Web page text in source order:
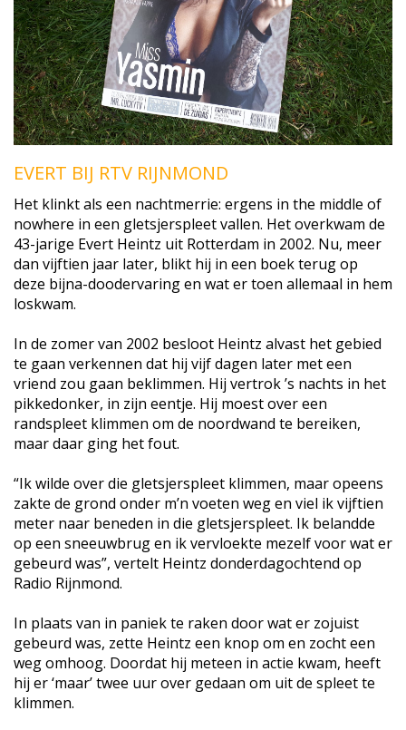
EVERT BIJ RTV RIJNMOND
Het klinkt als een nachtmerrie: ergens in the middle of
nowhere in een gletsjerspleet vallen. Het overkwam de
43-jarige Evert Heintz uit Rotterdam in 2002. Nu, meer
dan vijftien jaar later, blikt hij in een boek terug op
deze bijna-doodervaring en wat er toen allemaal in hem
loskwam.
In de zomer van 2002 besloot Heintz alvast het gebied
te gaan verkennen dat hij vijf dagen later met een
vriend zou gaan beklimmen. Hij vertrok ’s nachts in het
pikkedonker, in zijn eentje. Hij moest over een
randspleet klimmen om de noordwand te bereiken,
maar daar ging het fout.
“Ik wilde over die gletsjerspleet klimmen, maar opeens
zakte de grond onder m’n voeten weg en viel ik vijftien
meter naar beneden in die gletsjerspleet. Ik belandde
op een sneeuwbrug en ik vervloekte mezelf voor wat er
gebeurd was”, vertelt Heintz donderdagochtend op
Radio Rijnmond.
In plaats van in paniek te raken door wat er zojuist
gebeurd was, zette Heintz een knop om en zocht een
weg omhoog. Doordat hij meteen in actie kwam, heeft
hij er ‘maar’ twee uur over gedaan om uit de spleet te
klimmen.